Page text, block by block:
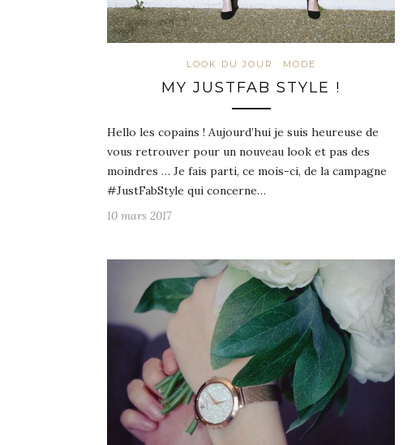
LOOK DU JOUR MODE
MY JUSTFAB STYLE !
Hello les copains ! Aujourd’hui je suis heureuse de
vous retrouver pour un nouveau look et pas des
moindres … Je fais parti, ce mois-ci, de la campagne
#JustFabStyle qui concerne…
10 mars 2017